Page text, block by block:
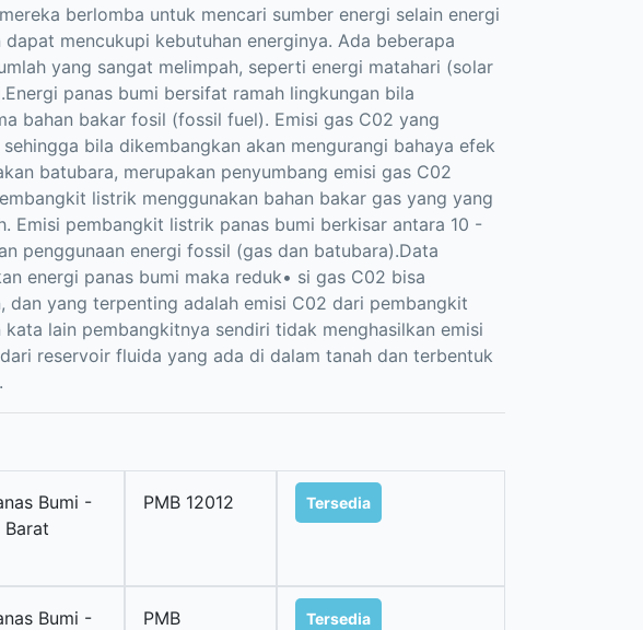
berlomba untuk mencari sumber energi selain energi
mencukupi kebutuhan energinya. Ada beberapa
yang sangat melimpah, seperti energi matahari (solar
panas bumi bersifat ramah lingkungan bila
bahan bakar fosil (fossil fuel). Emisi gas C02 yang
bila dikembangkan akan mengurangi bahaya efek
batubara, merupakan penyumbang emisi gas C02
listrik menggunakan bahan bakar gas yang yang
Emisi pembangkit listrik panas bumi berkisar antara 10 -
penggunaan energi fossil (gas dan batubara).Data
energi panas bumi maka reduk• si gas C02 bisa
yang terpenting adalah emisi C02 dari pembangkit
lain pembangkitnya sendiri tidak menghasilkan emisi
reservoir fluida yang ada di dalam tanah dan terbentuk
Bumi -
PMB 12012 Tersedia
Bumi -
PMB
Tersedia